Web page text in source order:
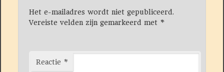
Het e-mailadres wordt niet gepubliceerd.
Vereiste velden zijn gemarkeerd met *
Reactie *